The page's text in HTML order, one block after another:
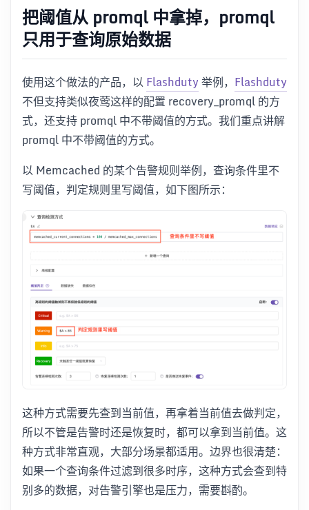
把阈值从 promql 中拿掉，promql
只用于查询原始数据
使用这个做法的产品，以Flashduty举例， Flashduty
不但支持类似夜莺这样的配置 recovery_promql 的方
式，还支持 promql 中不带阈值的方式。我们重点讲解
promql 中不带阈值的方式。
以 Memcached 的某个告警规则举例，查询条件里不
写阈值，判定规则里写阈值，如下图所示：
这种方式需要先查到当前值，再拿着当前值去做判定，
所以不管是告警时还是恢复时，都可以拿到当前值。这
种方式非常直观，大部分场景都适用。边界也很清楚：
如果一个查询条件过滤到很多时序，这种方式会查到特
别多的数据，对告警引擎也是压力，需要斟酌。